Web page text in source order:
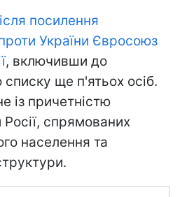
посилення
України Євросоюз
, включивши до
ще п'ятьох осіб.
із причетністю
Росії, спрямованих
населення та